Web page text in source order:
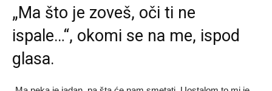
„Ma što je zoveš, oči ti ne
ispale…“, okomi se na me, ispod
glasa.